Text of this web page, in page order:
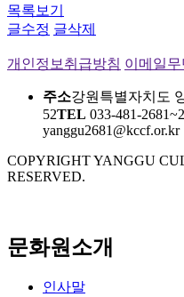
목록보기
글수정 글삭제
개인정보취급방침 이메일
주소강원특별자치도
52TEL 033-481-2681~2
yanggu2681@kccf.or.kr
COPYRIGHT YANGGU
RESERVED.
문화원소개
인사말